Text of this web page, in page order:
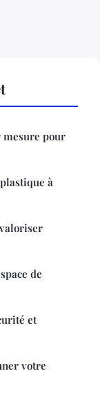
mesure pour
à
de
et
votre